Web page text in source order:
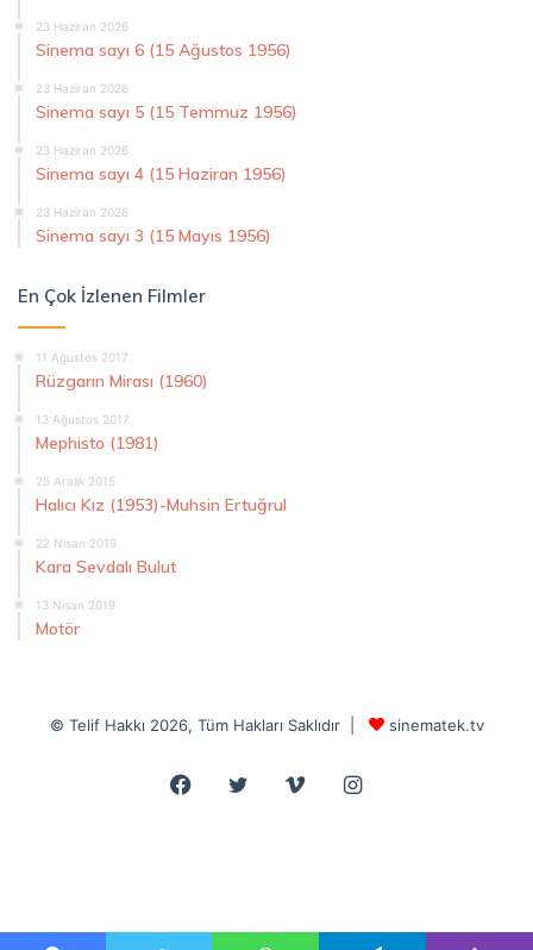
23 Haziran 2026
Sinema sayı 6 (15 Ağustos 1956)
23 Haziran 2026
Sinema sayı 5 (15 Temmuz 1956)
23 Haziran 2026
Sinema sayı 4 (15 Haziran 1956)
23 Haziran 2026
Sinema sayı 3 (15 Mayıs 1956)
En Çok İzlenen Filmler
11 Ağustos 2017
Rüzgarın Mirası (1960)
13 Ağustos 2017
Mephisto (1981)
25 Aralık 2015
Halıcı Kız (1953)-Muhsin Ertuğrul
22 Nisan 2019
Kara Sevdalı Bulut
13 Nisan 2019
Motör
© Telif Hakkı 2026, Tüm Hakları Saklıdır | sinematek.tv
Facebook
Twitter VimeoInstagram